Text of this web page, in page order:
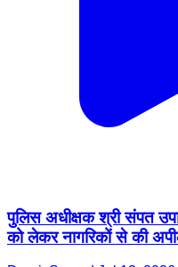
पुलिस अधीक्षक श्री संपत
को लेकर नागरिकों से की